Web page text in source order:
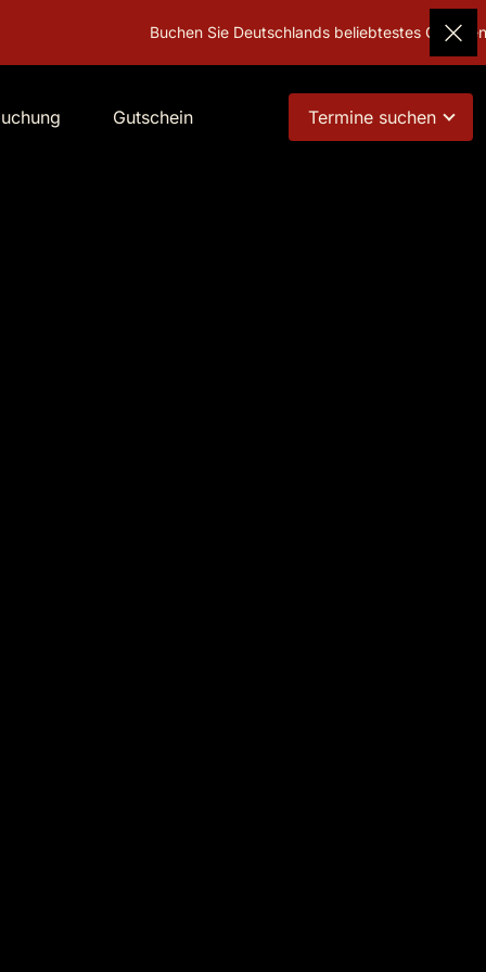
Buchen Sie Deutschlands beliebtestes Geschenk!
Gutschein Termine suchen